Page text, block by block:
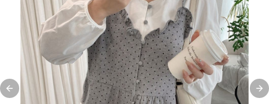
Previous slide